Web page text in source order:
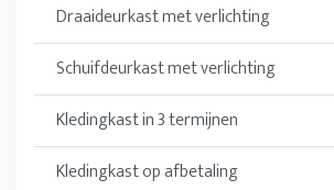
Draaideurkast met verlichting
Schuifdeurkast met verlichting
Kledingkast in 3 termijnen
Kledingkast op afbetaling